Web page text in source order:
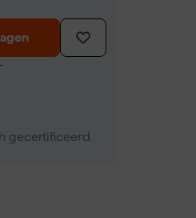
gecertificeerd